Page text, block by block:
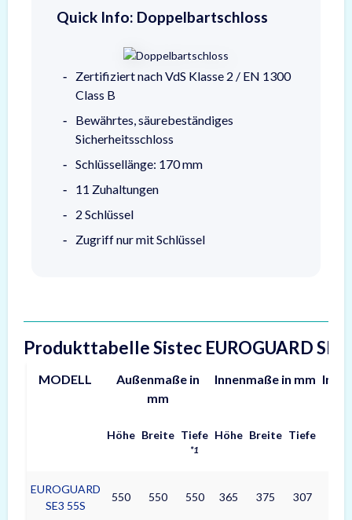
Quick Info: Doppelbartschloss
Zertifiziert nach VdS Klasse 2 / EN 1300
Class B
Bewährtes, säurebeständiges
Sicherheitsschloss
Schlüssellänge: 170 mm
11 Zuhaltungen
2 Schlüssel
Zugriff nur mit Schlüssel
Produkttabelle Sistec EUROGUARD SE3
MODELL
Außenmaße in
mm
Innenmaße in mm
Höhe Breite Tiefe
*1
Höhe Breite Tiefe
EUROGUARD
SE3 55S
550 550 550 365 375 307